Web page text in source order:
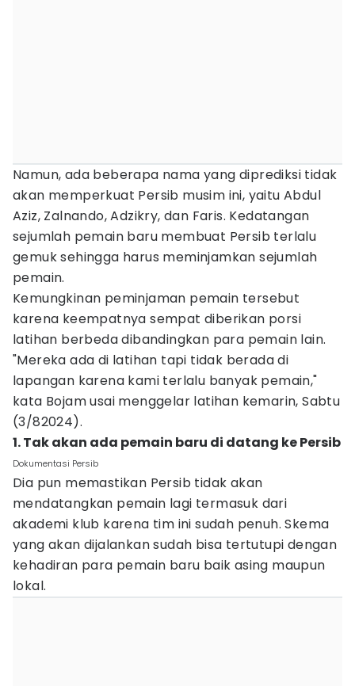
Namun, ada beberapa nama yang diprediksi tidak
akan memperkuat Persib musim ini, yaitu Abdul
Aziz, Zalnando, Adzikry, dan Faris. Kedatangan
sejumlah pemain baru membuat Persib terlalu
gemuk sehingga harus meminjamkan sejumlah
pemain.
Kemungkinan peminjaman pemain tersebut
karena keempatnya sempat diberikan porsi
latihan berbeda dibandingkan para pemain lain.
"Mereka ada di latihan tapi tidak berada di
lapangan karena kami terlalu banyak pemain,"
kata Bojam usai menggelar latihan kemarin, Sabtu
(3/82024).
1. Tak akan ada pemain baru di datang ke Persib
Dokumentasi Persib
Dia pun memastikan Persib tidak akan
mendatangkan pemain lagi termasuk dari
akademi klub karena tim ini sudah penuh. Skema
yang akan dijalankan sudah bisa tertutupi dengan
kehadiran para pemain baru baik asing maupun
lokal.